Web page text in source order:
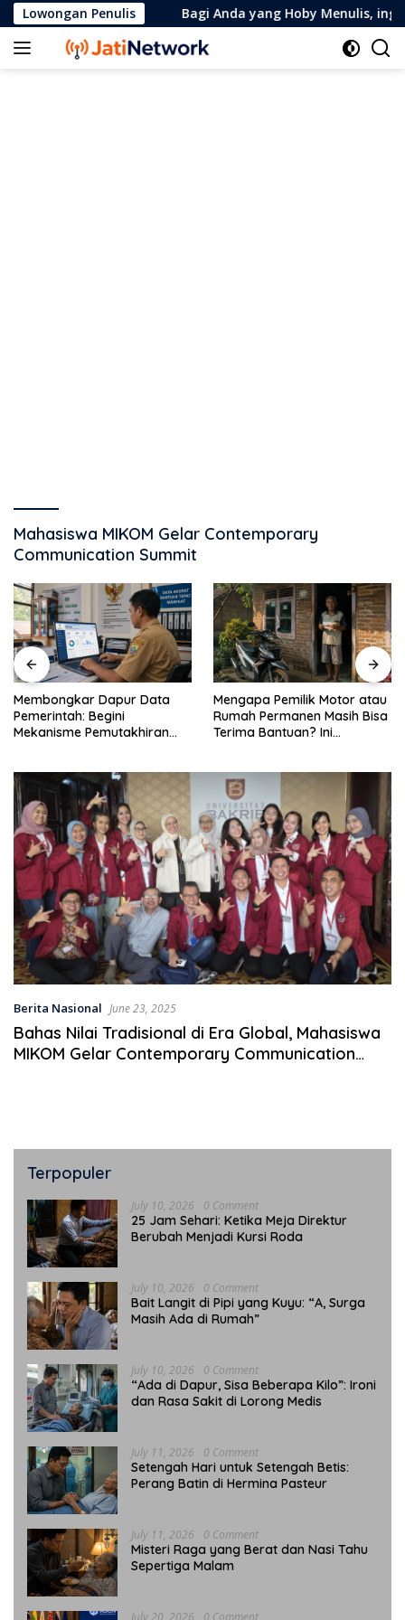
Skip
to
content
Lowongan Penulis Bagi Anda yang Hoby Menulis,
Mahasiswa MIKOM Gelar Contemporary
Communication Summit
Membongkar Dapur Data
Pemerintah: Begini
Mekanisme Pemutakhiran
Mengapa Pemilik Motor atau
Rumah Permanen Masih Bisa
Terima Bantuan? Ini
Berita Nasional June 23, 2025
Bahas Nilai Tradisional di Era Global, Mahasiswa
MIKOM Gelar Contemporary Communication
Terpopuler
July 10, 2026 0 Comment
25 Jam Sehari: Ketika Meja Direktur
Berubah Menjadi Kursi Roda
July 10, 2026 0 Comment
Bait Langit di Pipi yang Kuyu: “A, Surga
Masih Ada di Rumah”
July 10, 2026 0 Comment
“Ada di Dapur, Sisa Beberapa Kilo”: Ironi
dan Rasa Sakit di Lorong Medis
July 11, 2026 0 Comment
Setengah Hari untuk Setengah Betis:
Perang Batin di Hermina Pasteur
July 11, 2026 0 Comment
Misteri Raga yang Berat dan Nasi Tahu
Sepertiga Malam